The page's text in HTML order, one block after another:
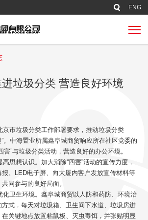
进垃圾分类 营造良好环境
市垃圾分类工作部署要求，推动垃圾分类
”。中海置业所属鑫阜城商贸响应所在社区党委的
害”与垃圾分类活动，营造良好的办公环境。
想认识。加大消除“四害”活动的宣传力度，
、LED电子屏、向大厦内客户发放宣传材料等
同参与的良好局面。
生环境。鑫阜城商贸以人防和药防、环境治
式，每天对垃圾箱、卫生间下水道、垃圾房进
关键地点放置粘鼠板、灭虫毒饵，并张贴明显